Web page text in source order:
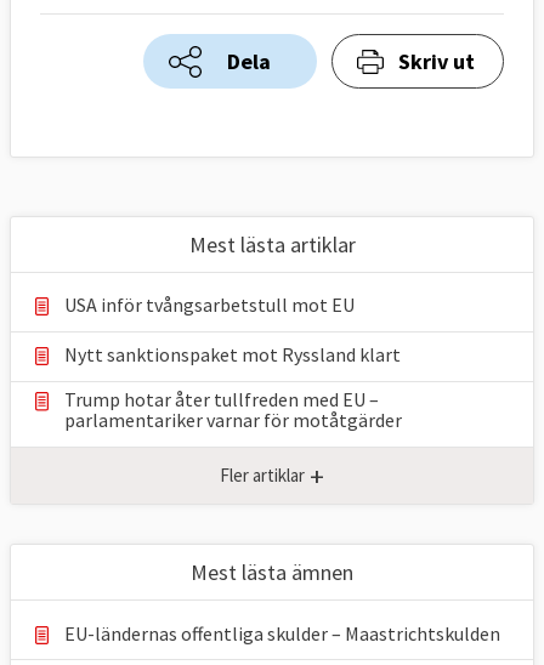
Dela Skriv ut
Mest lästa artiklar
USA inför tvångsarbetstull mot EU
Nytt sanktionspaket mot Ryssland klart
Trump hotar åter tullfreden med EU –
parlamentariker ⁠varnar för motåtgärder
Fler artiklar +
Mest lästa ämnen
EU-ländernas offentliga skulder – Maastrichtskulden